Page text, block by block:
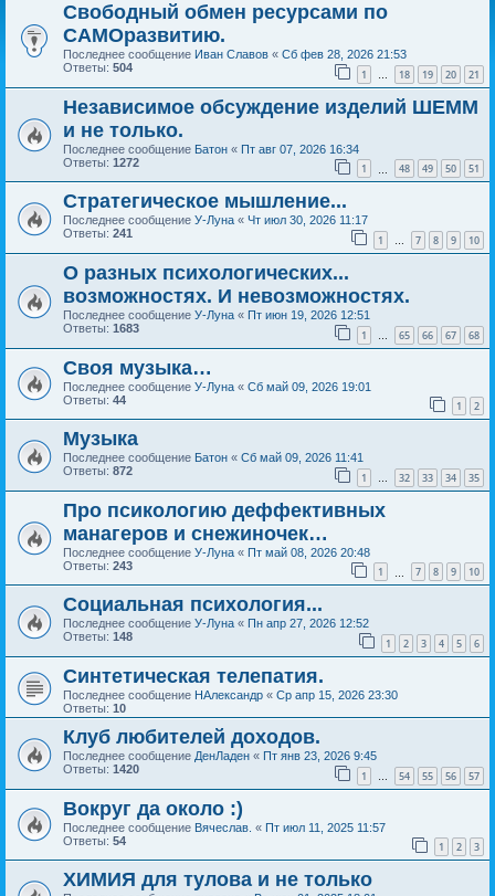
Свободный обмен ресурсами по
САМОразвитию.
Последнее сообщение Иван Славов « Сб фев 28, 2026 21:53
Ответы: 504 1 … 18 19 20 21
Независимое обсуждение изделий ШЕММ
и не только.
Последнее сообщение Батон « Пт авг 07, 2026 16:34
Ответы: 1272 1 48 49 50 51
Стратегическое мышление...
Последнее сообщение У-Луна « Чт июл 30, 2026 11:17
Ответы: 241 1 … 7 8 9 10
О разных психологических...
возможностях. И невозможностях.
Последнее сообщение У-Луна « Пт июн 19, 2026 12:51
Ответы: 1683 1 … 65 66 67 68
Своя музыка…
Последнее сообщение У-Луна « Сб май 09, 2026 19:01
Ответы: 44 1 2
Музыка
Последнее сообщение Батон « Сб май 09, 2026 11:41
Ответы: 872 1 … 32 33 34 35
Про псикологию деффективных
манагеров и снежиночек…
Последнее сообщение У-Луна « Пт май 08, 2026 20:48
Ответы: 243 1 7 8 9 10
Социальная психология...
Последнее сообщение У-Луна « Пн апр 27, 2026 12:52
Ответы: 148 1 2 3 4 5 6
Синтетическая телепатия.
Последнее сообщение НАлександр « Ср апр 15, 2026 23:30
Ответы: 10
Клуб любителей доходов.
Последнее сообщение ДенЛаден « Пт янв 23, 2026 9:45
Ответы: 1420 1 … 54 55 56 57
Вокруг да около :)
Последнее сообщение Вячеслав. « Пт июл 11, 2025 11:57
Ответы: 54 1 2 3
ХИМИЯ для тулова и не только